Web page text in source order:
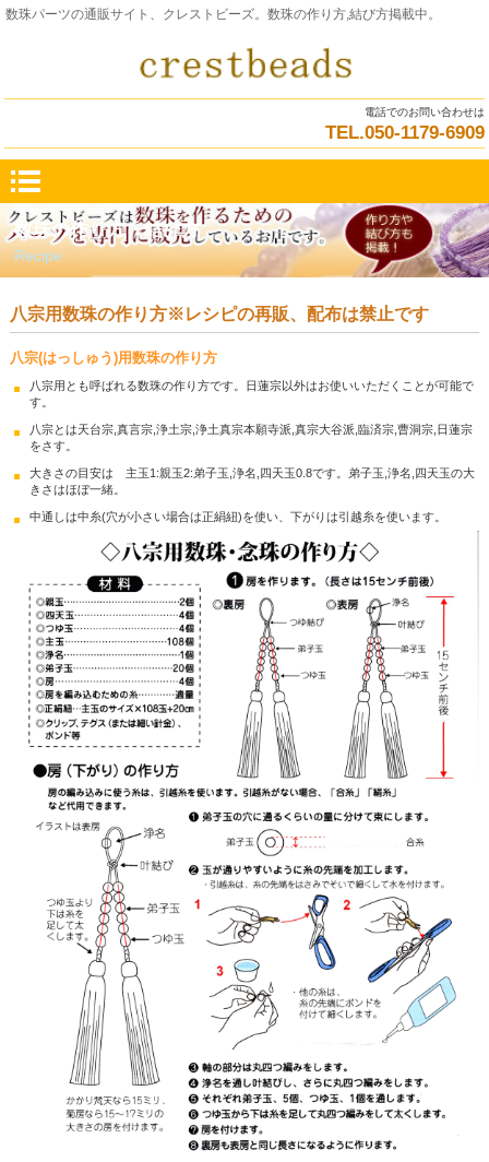
数珠パーツの通販サイト、クレストビーズ。数珠の作り方,結び方掲載中。
電話でのお問い合わせは
TEL.050-1179-6909
数珠の作り方・結び方
Recipe
八宗用数珠の作り方※レシピの再販、配布は禁止です
八宗(はっしゅう)用数珠の作り方
八宗用とも呼ばれる数珠の作り方です。日蓮宗以外はお使いいただくことが可能で
す。
八宗とは天台宗,真言宗,浄土宗,浄土真宗本願寺派,真宗大谷派,臨済宗,曹洞宗,日蓮宗
をさす。
大きさの目安は 主玉1:親玉2:弟子玉,浄名,四天玉0.8です。弟子玉,浄名,四天玉の大
きさはほぼ一緒。
中通しは中糸(穴が小さい場合は正絹紐)を使い、下がりは引越糸を使います。